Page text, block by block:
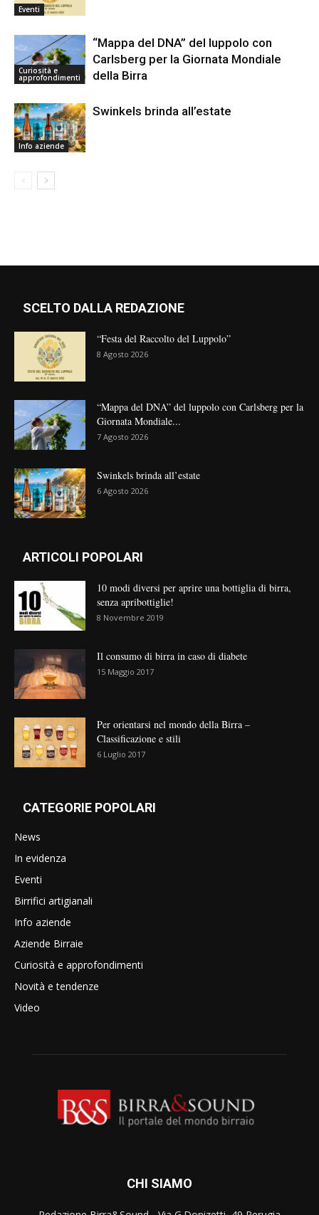
Eventi
Curiosità e
approfondimenti
“Mappa del DNA” del luppolo con
Carlsberg per la Giornata Mondiale
della Birra
Info aziende
Swinkels brinda all’estate
SCELTO DALLA REDAZIONE
“Festa del Raccolto del Luppolo”
8 Agosto 2026
“Mappa del DNA” del luppolo con Carlsberg per la
Giornata Mondiale...
7 Agosto 2026
Swinkels brinda all’estate
6 Agosto 2026
ARTICOLI POPOLARI
10 modi diversi per aprire una bottiglia di birra,
senza apribottiglie!
8 Novembre 2019
Il consumo di birra in caso di diabete
15 Maggio 2017
Per orientarsi nel mondo della Birra –
Classificazione e stili
6 Luglio 2017
CATEGORIE POPOLARI
News
In evidenza
Eventi
Birrifici artigianali
Info aziende
Aziende Birraie
Curiosità e approfondimenti
Novità e tendenze
Video
CHI SIAMO